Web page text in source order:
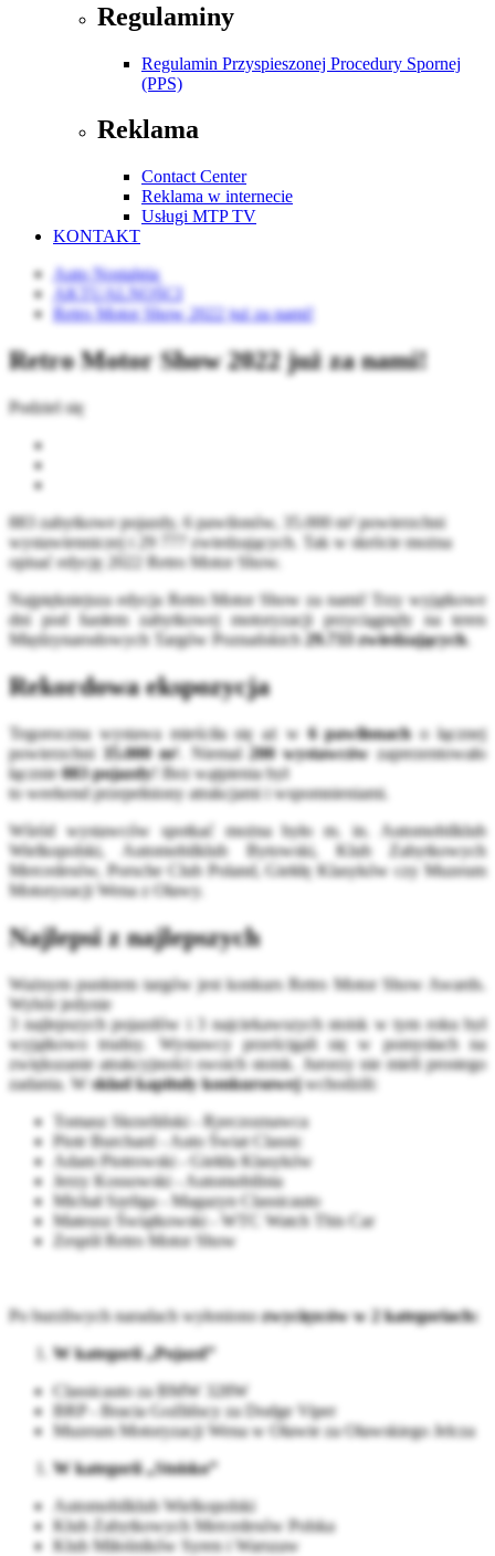
Regulaminy
Regulamin Przyspieszonej Procedury Spornej
(PPS)
Reklama
Contact Center
Reklama w internecie
Usługi MTP TV
KONTAKT
Auto Nostalgia
AKTUALNOŚCI
Retro Motor Show 2022 już za nami!
Retro Motor Show 2022 już za nami!
Podziel się
883 zabytkowe pojazdy, 6 pawilonów, 35.000 m² powierzchni
wystawienniczej i 29 777 zwiedzających. Tak w skrócie można
opisać edycję 2022 Retro Motor Show.
Najpiękniejsza edycja Retro Motor Show za nami! Trzy wyjątkowe
dni pod hasłem zabytkowej motoryzacji przyciągnęły na teren
Międzynarodowych Targów Poznańskich 29.733 zwiedzających.
Rekordowa ekspozycja
Tegoroczna wystawa mieściła się aż w6 pawilonacho łącznej
powierzchni 35.000 m² . Niemal 200 wystawców zaprezentowało
łącznie883 pojazdy! Bez wątpienia był
to weekend przepełniony atrakcjami i wspomnieniami.
Wśród wystawców spotkać można było m. in. Automobilklub
Wielkopolski, Automobilklub Bytowski, Klub Zabytkowych
Mercedesów, Porsche Club Poland, Giełdę Klasyków czy Muzeum
Motoryzacji Wena z Oławy.
Najlepsi z najlepszych
Ważnym punktem targów jest konkurs Retro Motor Show Awards.
Wybór jedynie
3 najlepszych pojazdów i 3 najciekawszych stoisk w tym roku był
wyjątkowo trudny. Wystawcy prześcigali się w pomysłach na
zwiększanie atrakcyjności swoich stoisk. Jurorzy nie mieli prostego
zadania. Wskład kapituły konkursowejwchodzili:
Tomasz Skrzeliński - Rzeczoznawca
Piotr Burchard - Auto Świat Classic
Adam Piotrowski - Giełda Klasyków
Jerzy Kossowski - Automobilista
Michał Szeliga - Magazyn Classicauto
Mateusz Świątkowski - WTC Watch This Car
Zespół Retro Motor Show
Po burzliwych naradach wyłonionozwycięzców w 2 kategoriach:
W kategorii „Pojazd”
Classicauto za BMW 328W
BRP - Bracia Goźlińscy za Dodge Viper
Muzeum Motoryzacji Wena w Oławie za Oławskiego Jelcza
W kategorii „Stoisko”
Automobilklub Wielkopolski
Klub Zabytkowych Mercedesów Polska
Klub Miłośników Syren i Warszaw